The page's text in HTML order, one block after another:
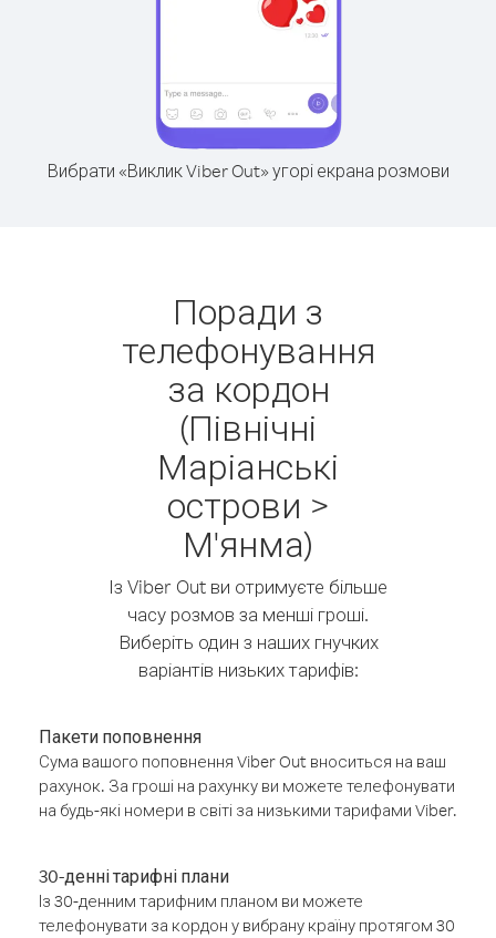
Вибрати «Виклик Viber Out» угорі екрана розмови
Поради з
телефонування
за кордон
(Північні
Маріанські
острови >
М'янма)
Із Viber Out ви отримуєте більше
часу розмов за менші гроші.
Виберіть один з наших гнучких
варіантів низьких тарифів:
Пакети поповнення
Сума вашого поповнення Viber Out вноситься на ваш
рахунок. За гроші на рахунку ви можете телефонувати
на будь-які номери в світі за низькими тарифами Viber.
30-денні тарифні плани
Із 30-денним тарифним планом ви можете
телефонувати за кордон у вибрану країну протягом 30